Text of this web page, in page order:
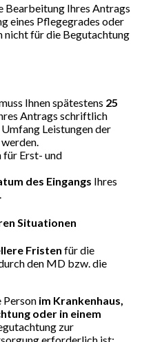
Bearbeitung Ihres Antrags
eines Pflegegrades oder
nicht für die Begutachtung
Ihnen spätestens 25
Antrags schriftlich
Leistungen der
Erst- und
des Eingangs Ihres
Situationen
Fristen für die
den MD bzw. die
Person im Krankenhaus,
oder in einem
zur